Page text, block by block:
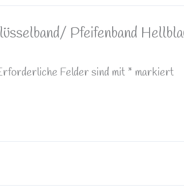
Pfeifenband
Felder sind mit* markiert